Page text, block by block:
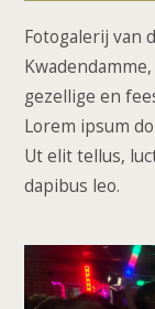
Fotogalerij van
gezellige en
Lorem ipsum
Ut elit tellus,
dapibus leo.